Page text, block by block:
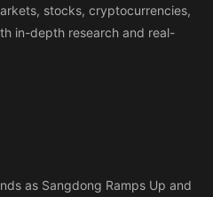
stocks, cryptocurrencies,
in-depth research and real-
as Sangdong Ramps Up and